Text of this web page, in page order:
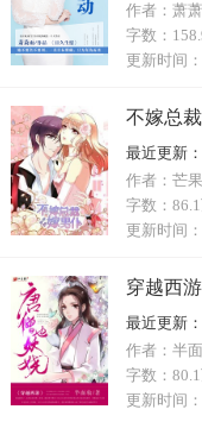
作者： 萧
字数：
更新时间：
不嫁总
最近更新：
作者： 芒
字数：
更新时间：
穿越西
最近更新：
作者： 半
字数：
更新时间：